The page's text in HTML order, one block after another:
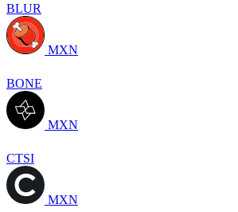
BLUR
MXN
BONE
MXN
CTSI
MXN